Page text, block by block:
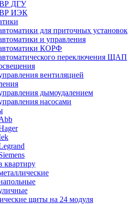
ДГУ
ИЭК
для приточных установок
и управления
КОРФ
переключения ЩАП
вентиляцией
дымоудалением
насосами
щиты на 24 модуля